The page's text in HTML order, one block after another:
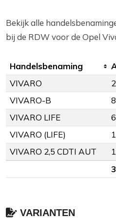
Bekijk alle
bij de RDW voor de Opel
Handelsbenaming
VIVARO
VIVARO-B
VIVARO LIFE
VIVARO (LIFE)
VIVARO 2,5 CDTI AUT
1
VARIANTEN